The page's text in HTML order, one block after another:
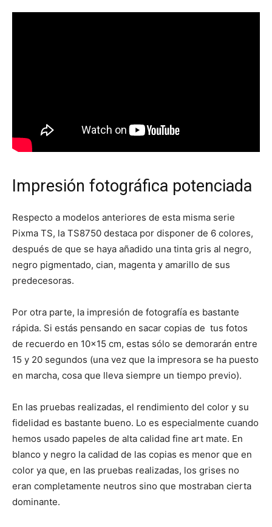
Impresión fotográfica potenciada
Respecto a modelos anteriores de esta misma serie
Pixma TS, la TS8750 destaca por disponer de 6 colores,
después de que se haya añadido una tinta gris al negro,
negro pigmentado, cian, magenta y amarillo de sus
predecesoras.
Por otra parte, la impresión de fotografía es bastante
rápida. Si estás pensando en sacar copias de tus fotos
de recuerdo en 10×15 cm, estas sólo se demorarán entre
15 y 20 segundos (una vez que la impresora se ha puesto
en marcha, cosa que lleva siempre un tiempo previo).
En las pruebas realizadas, el rendimiento del color y su
fidelidad es bastante bueno. Lo es especialmente cuando
hemos usado papeles de alta calidad fine art mate. En
blanco y negro la calidad de las copias es menor que en
color ya que, en las pruebas realizadas, los grises no
eran completamente neutros sino que mostraban cierta
dominante.